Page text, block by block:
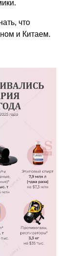
что
и Китаем.